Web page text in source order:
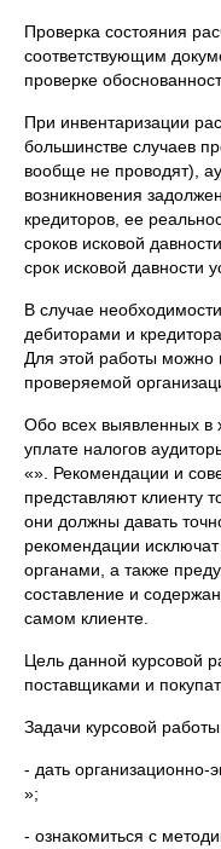
Проверка состояния
соответствующим
проверке
При инвентаризации
большинстве случаев
вообще не проводят),
возникновения
кредиторов, ее
сроков исковой
срок исковой давности
В случае
дебиторами и
Для этой работы можно
проверяемой
Обо всех выявленных в
уплате налогов
«». Рекомендации и
представляют клиенту
они должны давать
рекомендации
органами, а также
составление и
самом клиенте.
Цель данной курсовой
поставщиками и
Задачи курсовой
- дать организационно-
»;
- ознакомиться с